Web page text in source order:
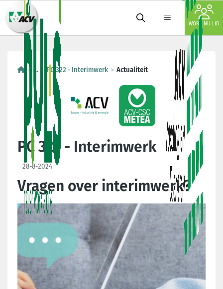
WORD NU LID
... PC 322 - Interimwerk Actualiteit
PC 322 - Interimwerk
28-8-2024
Vragen over interimwerk?